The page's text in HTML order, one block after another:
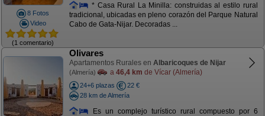
8 Fotos
Video
(1 comentario)
* Casa Rural La Minilla: construidas al estilo rural
tradicional, ubicadas en pleno corazón del Parque Natural
Cabo de Gata-Nijar. Decoradas ...
Olivares
Apartamentos Rurales en Albaricoques de Nijar
(Almería) a 46,4 km de Vícar (Almería)
24+6 plazas
22 €
28 km de Almería
Es un complejo turístico rural compuesto por 6